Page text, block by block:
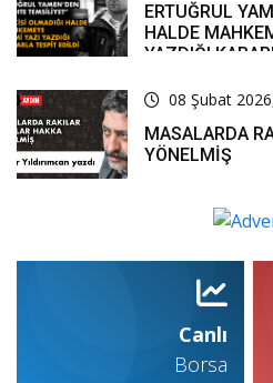
ERTUĞRUL
HALDE
YAZDIĞI
08 Şubat
MASALARDA
YÖNELMİŞ
Canlı
Borsa